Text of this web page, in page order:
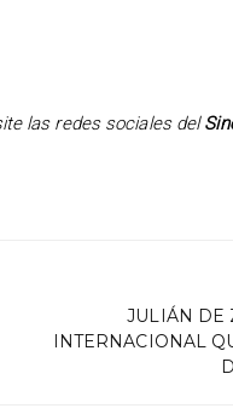
las redes sociales del
JULIÁN DE
INTERNACIONAL